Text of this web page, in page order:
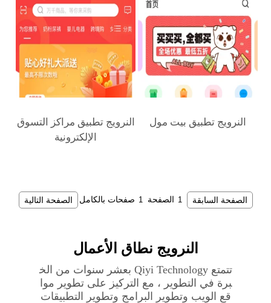
النرويج‎ تطبيق بيت مول
النرويج‎ تطبيق مراكز التسوق
الإلكترونية
الصفحة السابقة الصفحة صفحات بالكامل الصفحة التالية
النرويج‎ نطاق الأعمال
تتمتع Qiyi Technology بعشر سنوات من الخ
برة في التطوير ، مع التركيز على تطوير موا
قع الويب وتطوير البرامج وتطوير التطبيقات